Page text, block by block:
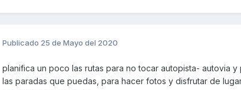
Publicado 25 de Mayo del 2020
planifica un poco las rutas para no tocar autopista- autovia
las paradas que puedas, para hacer fotos y disfrutar de